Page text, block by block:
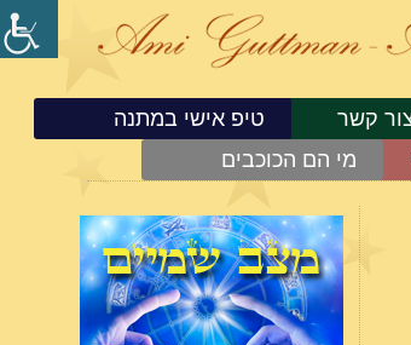
קשר
טיפ אישי במתנה
מי הם הכוכבים